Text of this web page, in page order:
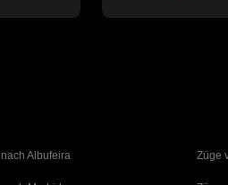
Albufeira Züge